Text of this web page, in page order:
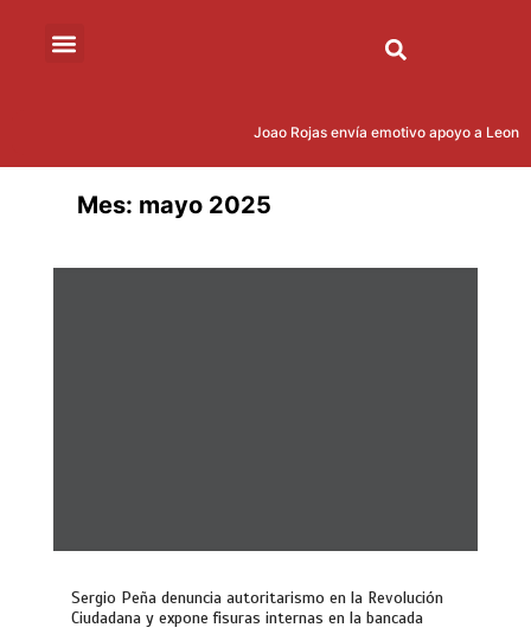
Joao Rojas envía emotivo apoyo a
Mes: mayo 2025
Sergio Peña denuncia autoritarismo en la Revolución
Ciudadana y expone fisuras internas en la bancada